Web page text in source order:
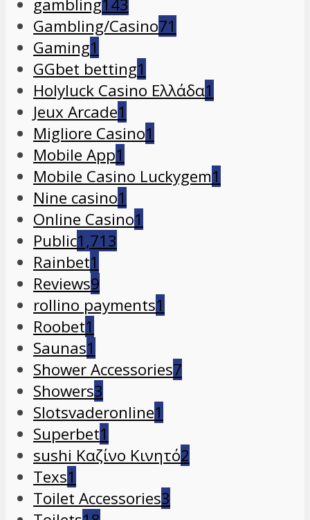
gambling143
Gambling/Casino71
Gaming1
GGbet betting1
Holyluck Casino Ελλάδα1
Jeux Arcade1
Migliore Casino1
Mobile App1
Mobile Casino Luckygem1
Nine casino1
Online Casino1
Public1,713
Rainbet1
Reviews9
rollino payments1
Roobet1
Saunas1
Shower Accessories7
Showers3
Slotsvaderonline1
Superbet1
sushi Καζίνο Κινητό2
Texs1
Toilet Accessories3